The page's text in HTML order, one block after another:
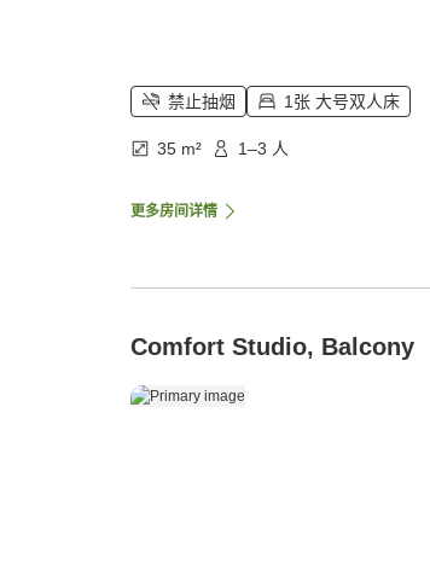
禁止抽烟 1张 大号双人床
35 m² 1–3 人
更多房间详情
Comfort Studio, Balcony